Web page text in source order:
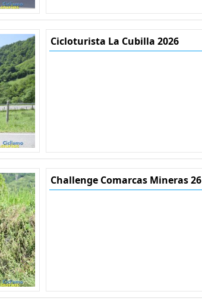
Cicloturista La Cubilla 2026
Challenge Comarcas Mineras 26